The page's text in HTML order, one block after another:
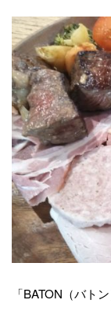
「BATON（バト